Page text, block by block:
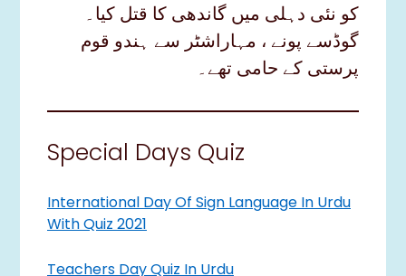
کو نئی دہلی میں گاندھی کا قتل کیا۔
گوڈسے پونے ، مہاراشٹر سے ہندو قوم
پرستی کے حامی تھے۔
Special Days Quiz
International Day Of Sign Language In Urdu
With Quiz 2021
Teachers Day Quiz In Urdu